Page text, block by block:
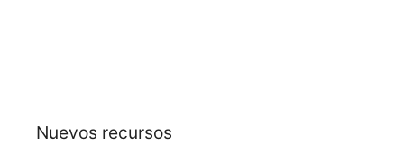
Nuevos recursos